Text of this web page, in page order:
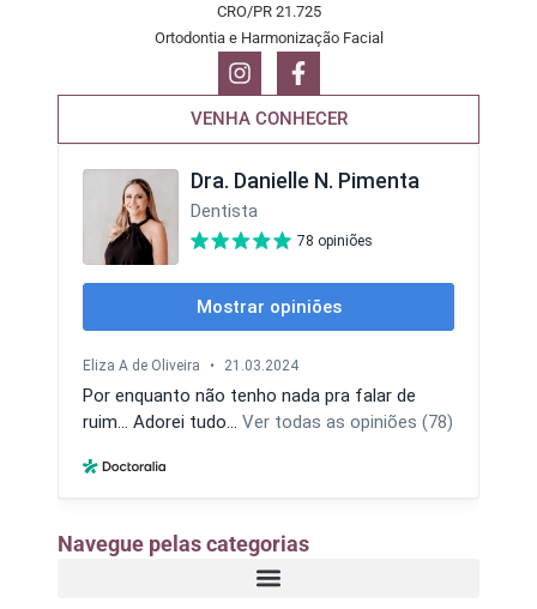
CRO/PR 21.725
Ortodontia e Harmonização Facial
VENHA CONHECER
Navegue pelas categorias